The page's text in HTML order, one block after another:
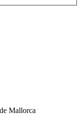
Mallorca